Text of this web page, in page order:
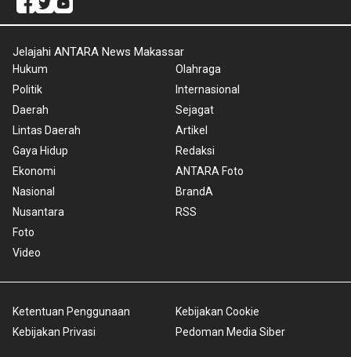
Jelajahi ANTARA News Makassar
Hukum
Politik
Daerah
Lintas Daerah
Gaya Hidup
Ekonomi
Nasional
Nusantara
Foto
Video
Olahraga
Internasional
Sejagat
Artikel
Redaksi
ANTARA Foto
BrandA
RSS
Ketentuan Penggunaan
Kebijakan Privasi
Kebijakan Cookie
Pedoman Media Siber